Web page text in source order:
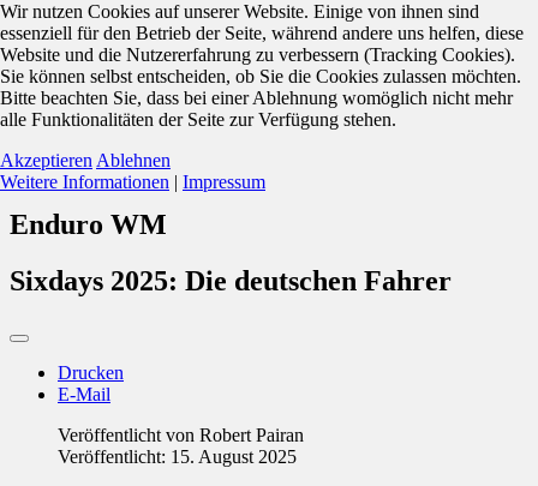
Enduro WM
Sixdays 2025: Die deutschen Fahrer
Drucken
E-Mail
Veröffentlicht von Robert Pairan
Veröffentlicht: 15. August 2025
Wir nutzen Cookies auf unserer Website. Einige von ihnen sind
essenziell für den Betrieb der Seite, während andere uns helfen, diese
Website und die Nutzererfahrung zu verbessern (Tracking Cookies).
Sie können selbst entscheiden, ob Sie die Cookies zulassen möchten.
Bitte beachten Sie, dass bei einer Ablehnung womöglich nicht mehr
alle Funktionalitäten der Seite zur Verfügung stehen.
Akzeptieren Ablehnen
Weitere Informationen | Impressum